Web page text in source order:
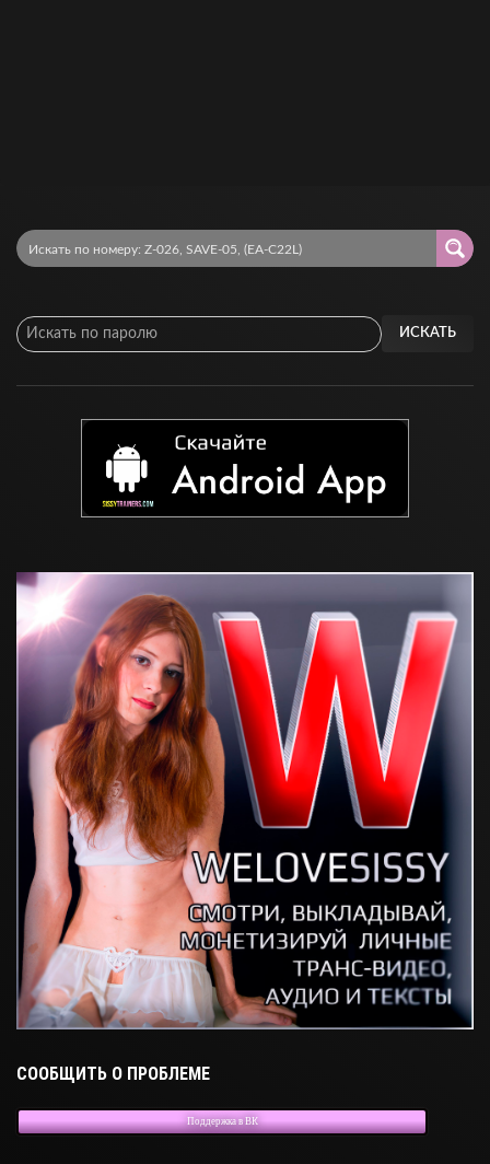
ИСКАТЬ
СООБЩИТЬ О ПРОБЛЕМЕ
Поддержка в ВК